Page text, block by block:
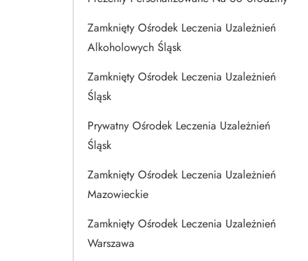
Zamknięty Ośrodek Leczenia Uzależnień
Alkoholowych Śląsk
Zamknięty Ośrodek Leczenia Uzależnień
Śląsk
Prywatny Ośrodek Leczenia Uzależnień
Śląsk
Zamknięty Ośrodek Leczenia Uzależnień
Mazowieckie
Zamknięty Ośrodek Leczenia Uzależnień
Warszawa